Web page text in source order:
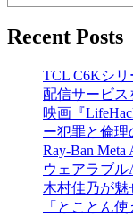
Recent Posts
TCL C6Kシ
配信サービス
映画『
ー犯罪と倫理
Ray-Ban
ウェアラブ
木村佳乃が魅
「とことん